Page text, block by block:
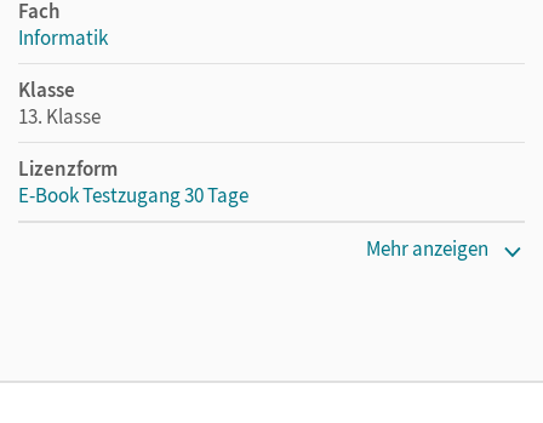
Fach
Informatik
Klasse
13. Klasse
Lizenzform
E-Book Testzugang 30 Tage
Mehr anzeigen